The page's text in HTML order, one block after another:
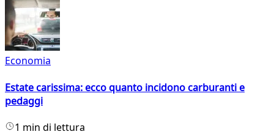
Economia
Estate carissima: ecco quanto incidono carburanti e
pedaggi
1 min di lettura